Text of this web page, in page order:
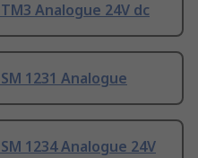
Analogue 24V dc
1231 Analogue
1234 Analogue 24V